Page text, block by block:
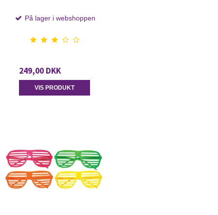
På lager i webshoppen
249,00 DKK
VIS PRODUKT